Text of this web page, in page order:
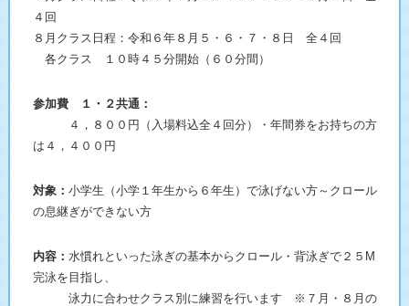
４回
８月クラス日程：令和６年８月５・６・７・８日 全４回
各クラス １０時４５分開始（６０分間）
参加費 １・２共通：
４，８００円（入場料込全４回分）・年間券をお持ちの方
は４，４００円
対象： 小学生（小学１年生から６年生）で泳げない方～クロール
の息継ぎができない方
内容： 水慣れといった泳ぎの基本からクロール・背泳ぎで２５M
完泳を目指し、
泳力に合わせクラス別に練習を行います ※７月・８月の